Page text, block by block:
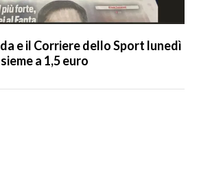
e il Corriere dello Sport lunedì
a 1,5 euro